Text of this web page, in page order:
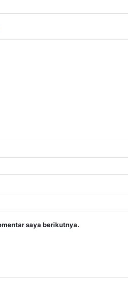
saya berikutnya.